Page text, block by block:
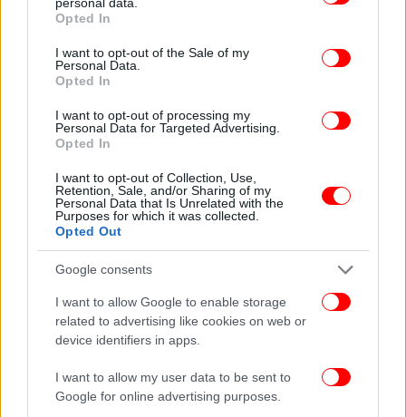
grant or deny consent to Google and its third-party tags to
use your data for below specified purposes in below Google
consent section.
Opted In
I want to opt-out of the Sale of my
Personal Data.
Opted In
I want to opt-out of processing my
Personal Data for Targeted Advertising.
Opted In
I want to opt-out of Collection, Use,
Retention, Sale, and/or Sharing of my
Personal Data that Is Unrelated with the
Purposes for which it was collected.
Opted Out
Google consents
I want to allow Google to enable storage
related to advertising like cookies on web or
device identifiers in apps.
I want to allow my user data to be sent to
Google for online advertising purposes.
«Όχι, είναι, είναι!».
ΟΛΕΣ ΟΙ ΕΙΔΗΣΕΙΣ
Διάβασαν τα χείλη της Κέιτ Μίντλετον στο μπαλκόνι
του Μπάκιγχαμ -Η παρατήρηση στον σκανταλιάρη
πρίγκιπα Λούις
από ποτέ -Αγκαλιές και αγγίγματα στην πρεμιέρα για την
ταινία της F1
This Is It: Το θαλάσσιο κομψοτέχνημα των 500
εκατομμυρίων ευρώ στον Πόρο